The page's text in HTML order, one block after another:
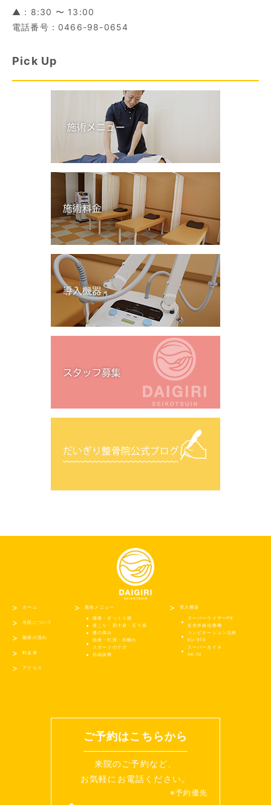
▲ : 8:30 〜 13:00
電話番号：0466-98-0654
Pick Up
ホーム
当院について
施術の流れ
料金表
アクセス
施術メニュー
腰痛・ぎっくり腰
肩こり・四十肩・五十肩
膝の痛み
捻挫・打撲・肉離れ
スポーツのケガ
自由診療
導入機器
スーパーライザーPX
近赤外線治療機
コンビネーション治療
EU-910
スーパーカイネ
SK-10
ご予約はこちらから
来院のご予約など、
お気軽にお電話ください。
※予約優先